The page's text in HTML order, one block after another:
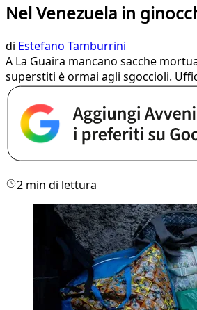
Nel Venezuela in
di Estefano Tamburrini
A La Guaira mancano sacche
superstiti è ormai agli sgoccioli.
2 min di lettura